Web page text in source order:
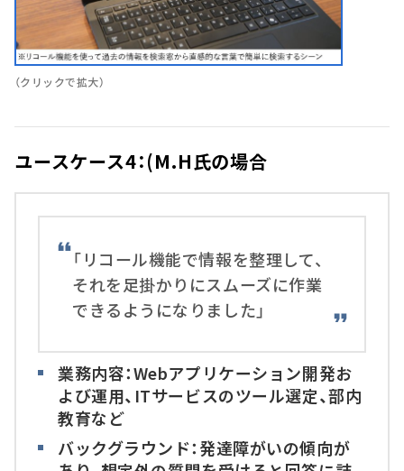
（クリックで拡大）
ユースケース4：(M.H氏の場合
「リコール機能で情報を整理して、
それを足掛かりにスムーズに作業
できるようになりました」
業務内容：Webアプリケーション開発お
よび運用、ITサービスのツール選定、部内
教育など
バックグラウンド：発達障がいの傾向が